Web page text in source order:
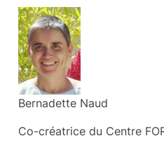
Bernadette Naud
Co-créatrice du Centre